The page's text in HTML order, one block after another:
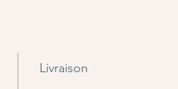
Livraison